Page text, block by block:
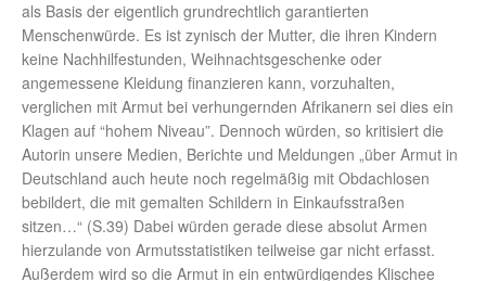
als Basis der eigentlich grundrechtlich garantierten
Menschenwürde. Es ist zynisch der Mutter, die ihren Kindern
keine Nachhilfestunden, Weihnachtsgeschenke oder
angemessene Kleidung finanzieren kann, vorzuhalten,
verglichen mit Armut bei verhungernden Afrikanern sei dies ein
Klagen auf “hohem Niveau”. Dennoch würden, so kritisiert die
Autorin unsere Medien, Berichte und Meldungen „über Armut in
Deutschland auch heute noch regelmäßig mit Obdachlosen
bebildert, die mit gemalten Schildern in Einkaufsstraßen
sitzen…“ (S.39) Dabei würden gerade diese absolut Armen
hierzulande von Armutsstatistiken teilweise gar nicht erfasst.
Außerdem wird so die Armut in ein entwürdigendes Klischee